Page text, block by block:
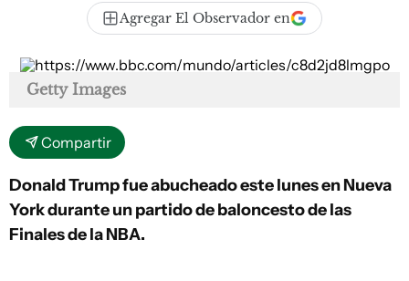
Agregar El Observador en
Getty Images
Compartir
Donald Trump fue abucheado este lunes en Nueva
York durante un partido de baloncesto de las
Finales de la NBA.